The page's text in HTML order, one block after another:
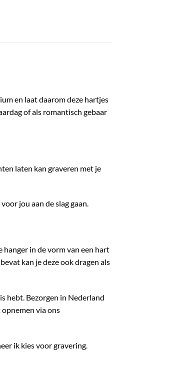
en laat daarom deze hartjes
of als romantisch gebaar
laten kan graveren met je
jou aan de slag gaan.
hanger in de vorm van een hart
kan je deze ook dragen als
hebt. Bezorgen in Nederland
via ons
ik kies voor gravering.